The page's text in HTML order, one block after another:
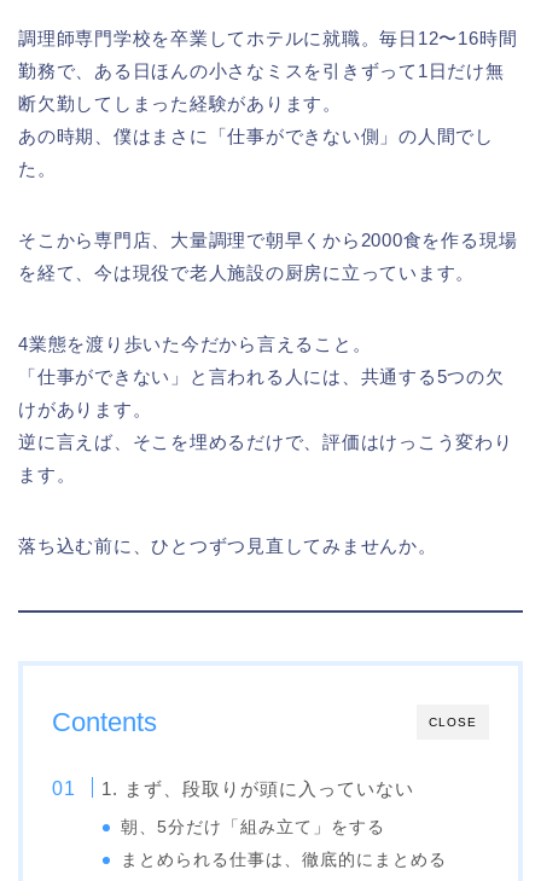
調理師専門学校を卒業してホテルに就職。毎日12〜16時間
勤務で、ある日ほんの小さなミスを引きずって1日だけ無
断欠勤してしまった経験があります。
あの時期、僕はまさに「仕事ができない側」の人間でし
た。
そこから専門店、大量調理で朝早くから2000食を作る現場
を経て、今は現役で老人施設の厨房に立っています。
4業態を渡り歩いた今だから言えること。
「仕事ができない」と言われる人には、共通する5つの欠
けがあります。
逆に言えば、そこを埋めるだけで、評価はけっこう変わり
ます。
落ち込む前に、ひとつずつ見直してみませんか。
CLOSE
Contents
1. まず、段取りが頭に入っていない
朝、5分だけ「組み立て」をする
まとめられる仕事は、徹底的にまとめる